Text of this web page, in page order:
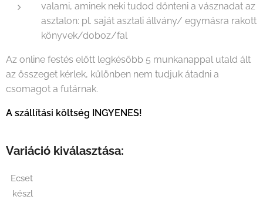
valami, aminek neki tudod dönteni a vásznadat az
asztalon: pl. saját asztali állvány/ egymásra rakott
könyvek/doboz/fal
Az online festés előtt legkésőbb 5 munkanappal utald ált
az összeget kérlek, különben nem tudjuk átadni a
csomagot a futárnak.
A szállítási költség INGYENES!
Variáció kiválasztása:
Ecset
készl